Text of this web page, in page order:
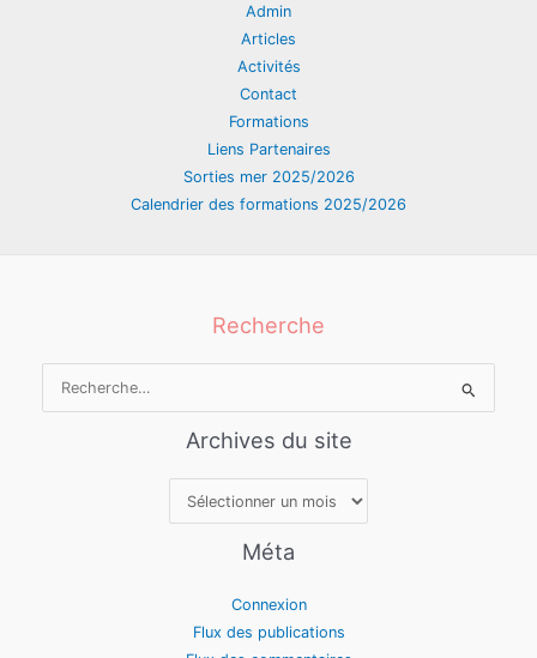
Admin
Articles
Activités
Contact
Formations
Liens Partenaires
Sorties mer 2025/2026
Calendrier des formations 2025/2026
Recherche
Archives du site
Archives
du
Méta
Connexion
Flux des publications